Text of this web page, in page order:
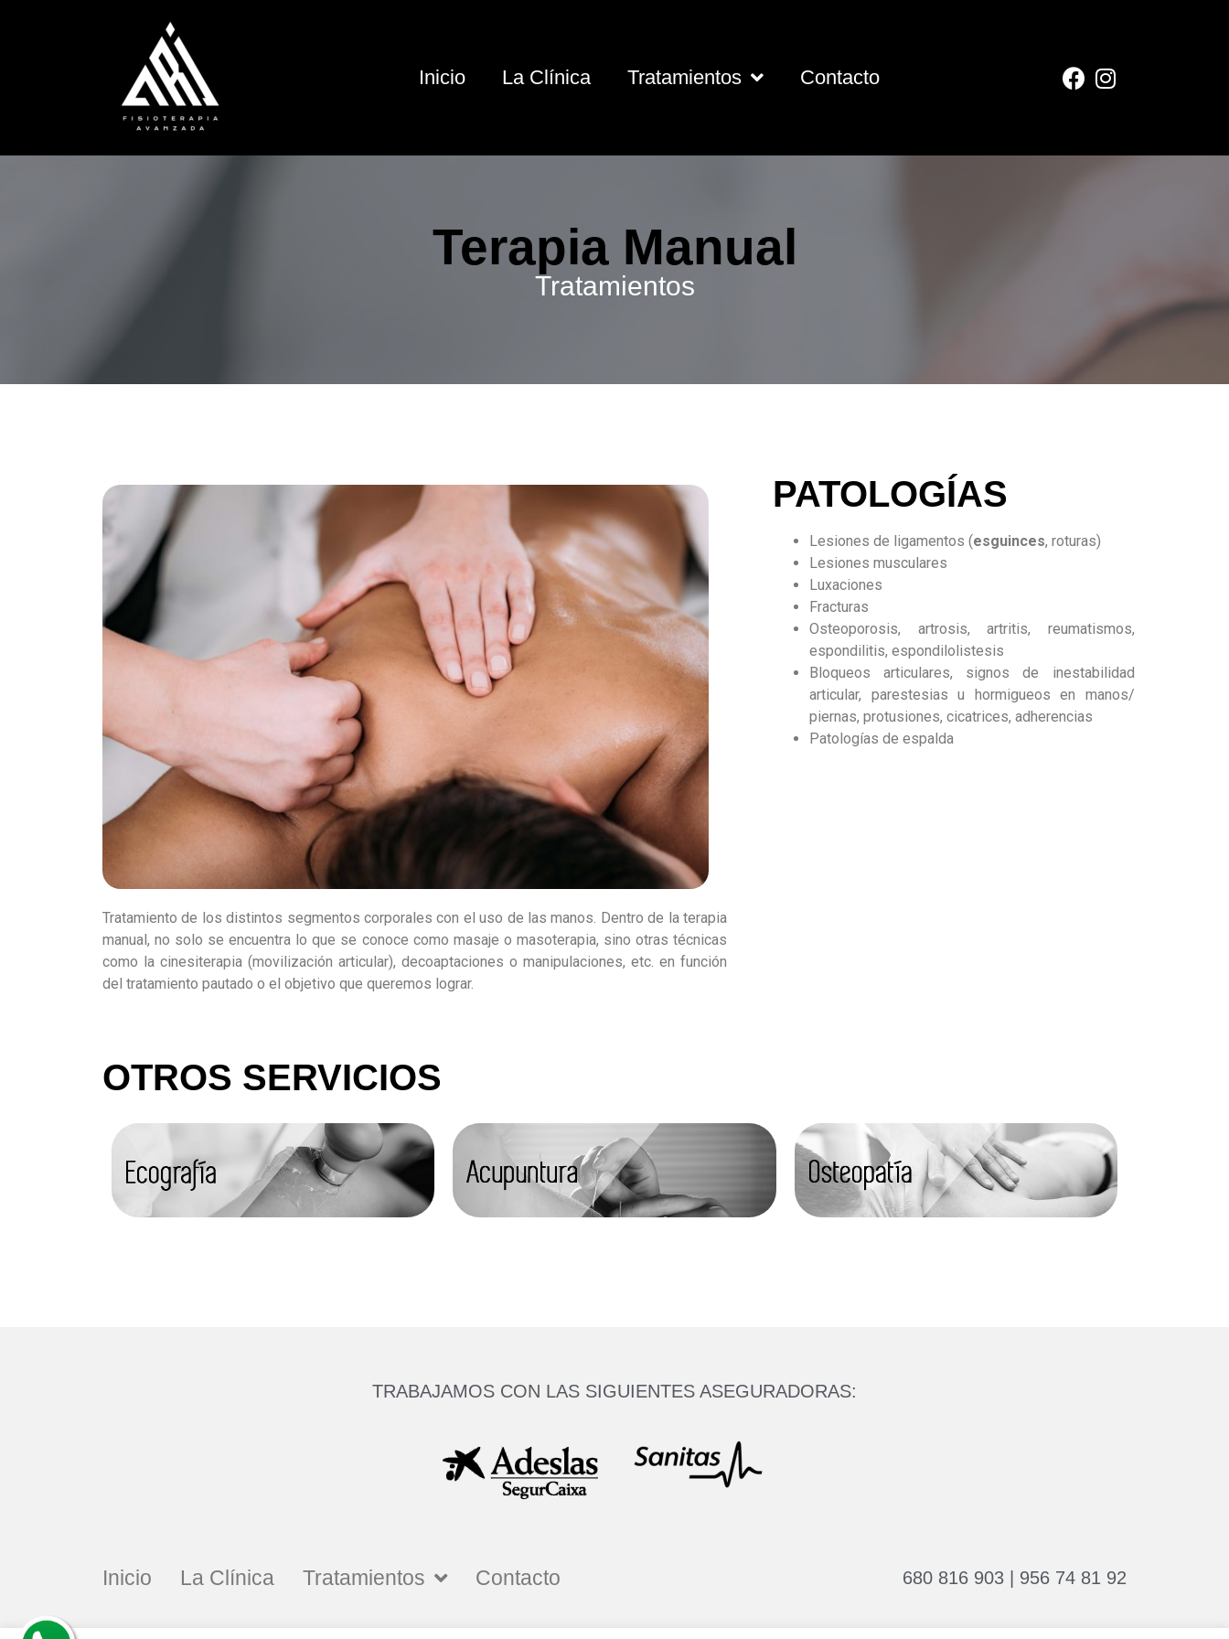
Inicio La Clínica Tratamientos Contacto
Terapia Manual
Tratamientos
Tratamiento de los distintos segmentos corporales con el uso de las manos. Dentro de la terapia
manual, no solo se encuentra lo que se conoce como masaje o masoterapia, sino otras técnicas
como la cinesiterapia (movilización articular), decoaptaciones o manipulaciones, etc. en función
del tratamiento pautado o el objetivo que queremos lograr.
PATOLOGÍAS
Lesiones de ligamentos (esguinces, roturas)
Lesiones musculares
Luxaciones
Fracturas
Osteoporosis, artrosis, artritis, reumatismos,
espondilitis, espondilolistesis
Bloqueos articulares, signos de inestabilidad
articular, parestesias u hormigueos en manos/
piernas, protusiones, cicatrices, adherencias
Patologías de espalda
OTROS SERVICIOS
TRABAJAMOS CON LAS SIGUIENTES ASEGURADORAS:
Inicio La Clínica Tratamientos Contacto 680 816 903 | 956 74 81 92